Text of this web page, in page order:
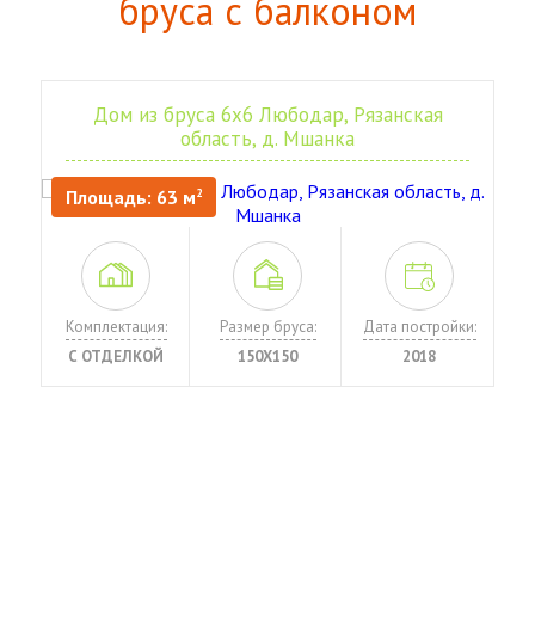
бруса с балконом
Дом из бруса 6х6 Любодар, Рязанская
область, д. Мшанка
Площадь: 63 м2
Комплектация:
С ОТДЕЛКОЙ
Размер бруса:
150Х150
Дата постройки:
2018